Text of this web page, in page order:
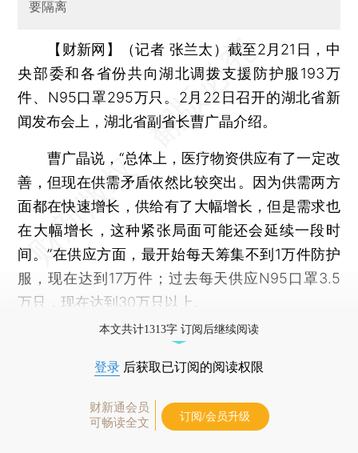
要隔离
【财新网】（记者 张兰太） 截至2月21日，中
央部委和各省份共向湖北调拨支援防护服193万
件、N95口罩295万只。2月22日召开的湖北省新
闻发布会上，湖北省副省长曹广晶介绍。
曹广晶说，“总体上，医疗物资供应有了一定改
善，但现在供需矛盾依然比较突出。因为供需两方
面都在快速增长，供给有了大幅增长，但是需求也
在大幅增长，这种紧张局面可能还会延续一段时
间。”在供应方面，最开始每天筹集不到1万件防护
服，现在达到17万件；过去每天供应N95口罩3.5
万只，现在达到30万只以上。
本文共计1313字 订阅后继续阅读
登录 后获取已订阅的阅读权限
财新通会员
可畅读全文
订阅/会员升级